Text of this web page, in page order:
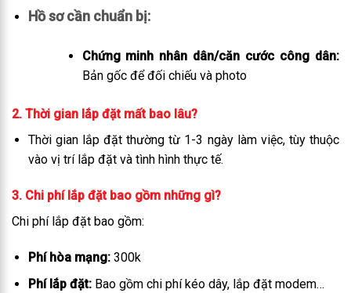
Hồ sơ cần chuẩn bị:
Chứng minh nhân dân/căn cước công dân:
Bản gốc để đối chiếu và photo
2. Thời gian lắp đặt mất bao lâu?
Thời gian lắp đặt thường từ 1-3 ngày làm việc, tùy thuộc
vào vị trí lắp đặt và tình hình thực tế.
3. Chi phí lắp đặt bao gồm những gì?
Chi phí lắp đặt bao gồm:
Phí hòa mạng:300k
Phí lắp đặt:Bao gồm chi phí kéo dây, lắp đặt modem…